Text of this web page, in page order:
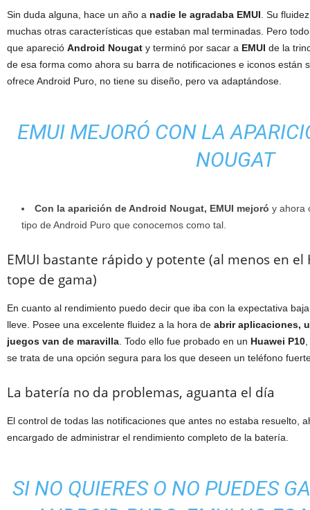
Sin duda alguna, hace un año a nadie le agradaba EMUI. Su
muchas otras características que estaban mal terminadas. Pero
que apareció Android Nougat y terminó por sacar a EMUI de la
de esa forma como ahora su barra de notificaciones e iconos están
ofrece Android Puro, no tiene su diseño, pero va adaptándose.
EMUI MEJORÓ CON LA
NOUGAT
Con la aparición de Android Nougat, EMUI mejoró y ahora
tipo de Android Puro que conocemos como tal.
EMUI bastante rápido y potente (al menos en el
tope de gama)
En cuanto al rendimiento puedo decir que iba con la expectativa
lleve. Posee una excelente fluidez a la hora de abrir aplicaciones,
juegos van de maravilla. Todo ello fue probado en un Huawei P10
se trata de una opción segura para los que deseen un teléfono
La batería no da problemas, aguanta el día
El control de todas las notificaciones que antes no estaba resuelto,
encargado de administrar el rendimiento completo de la batería.
SI NO QUIERES O NO PUEDES